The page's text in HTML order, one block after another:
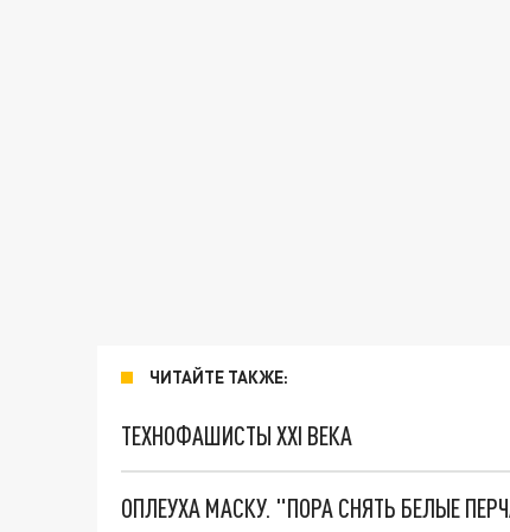
ЧИТАЙТЕ ТАКЖЕ:
ТЕХНОФАШИСТЫ XXI ВЕКА
ОПЛЕУХА МАСКУ. "ПОРА СНЯТЬ БЕЛЫЕ